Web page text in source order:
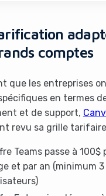
comptes
que les entreprises
en termes
et de support,
revu sa grille
Teams passe à 100$
et par an (minimum 3